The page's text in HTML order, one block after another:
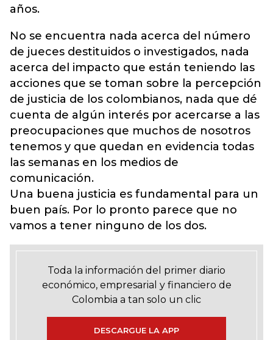
años.
No se encuentra nada acerca del número
de jueces destituidos o investigados, nada
acerca del impacto que están teniendo las
acciones que se toman sobre la percepción
de justicia de los colombianos, nada que dé
cuenta de algún interés por acercarse a las
preocupaciones que muchos de nosotros
tenemos y que quedan en evidencia todas
las semanas en los medios de
comunicación.
Una buena justicia es fundamental para un
buen país. Por lo pronto parece que no
vamos a tener ninguno de los dos.
Toda la información del primer diario
económico, empresarial y financiero de
Colombia a tan solo un clic
DESCARGUE LA APP